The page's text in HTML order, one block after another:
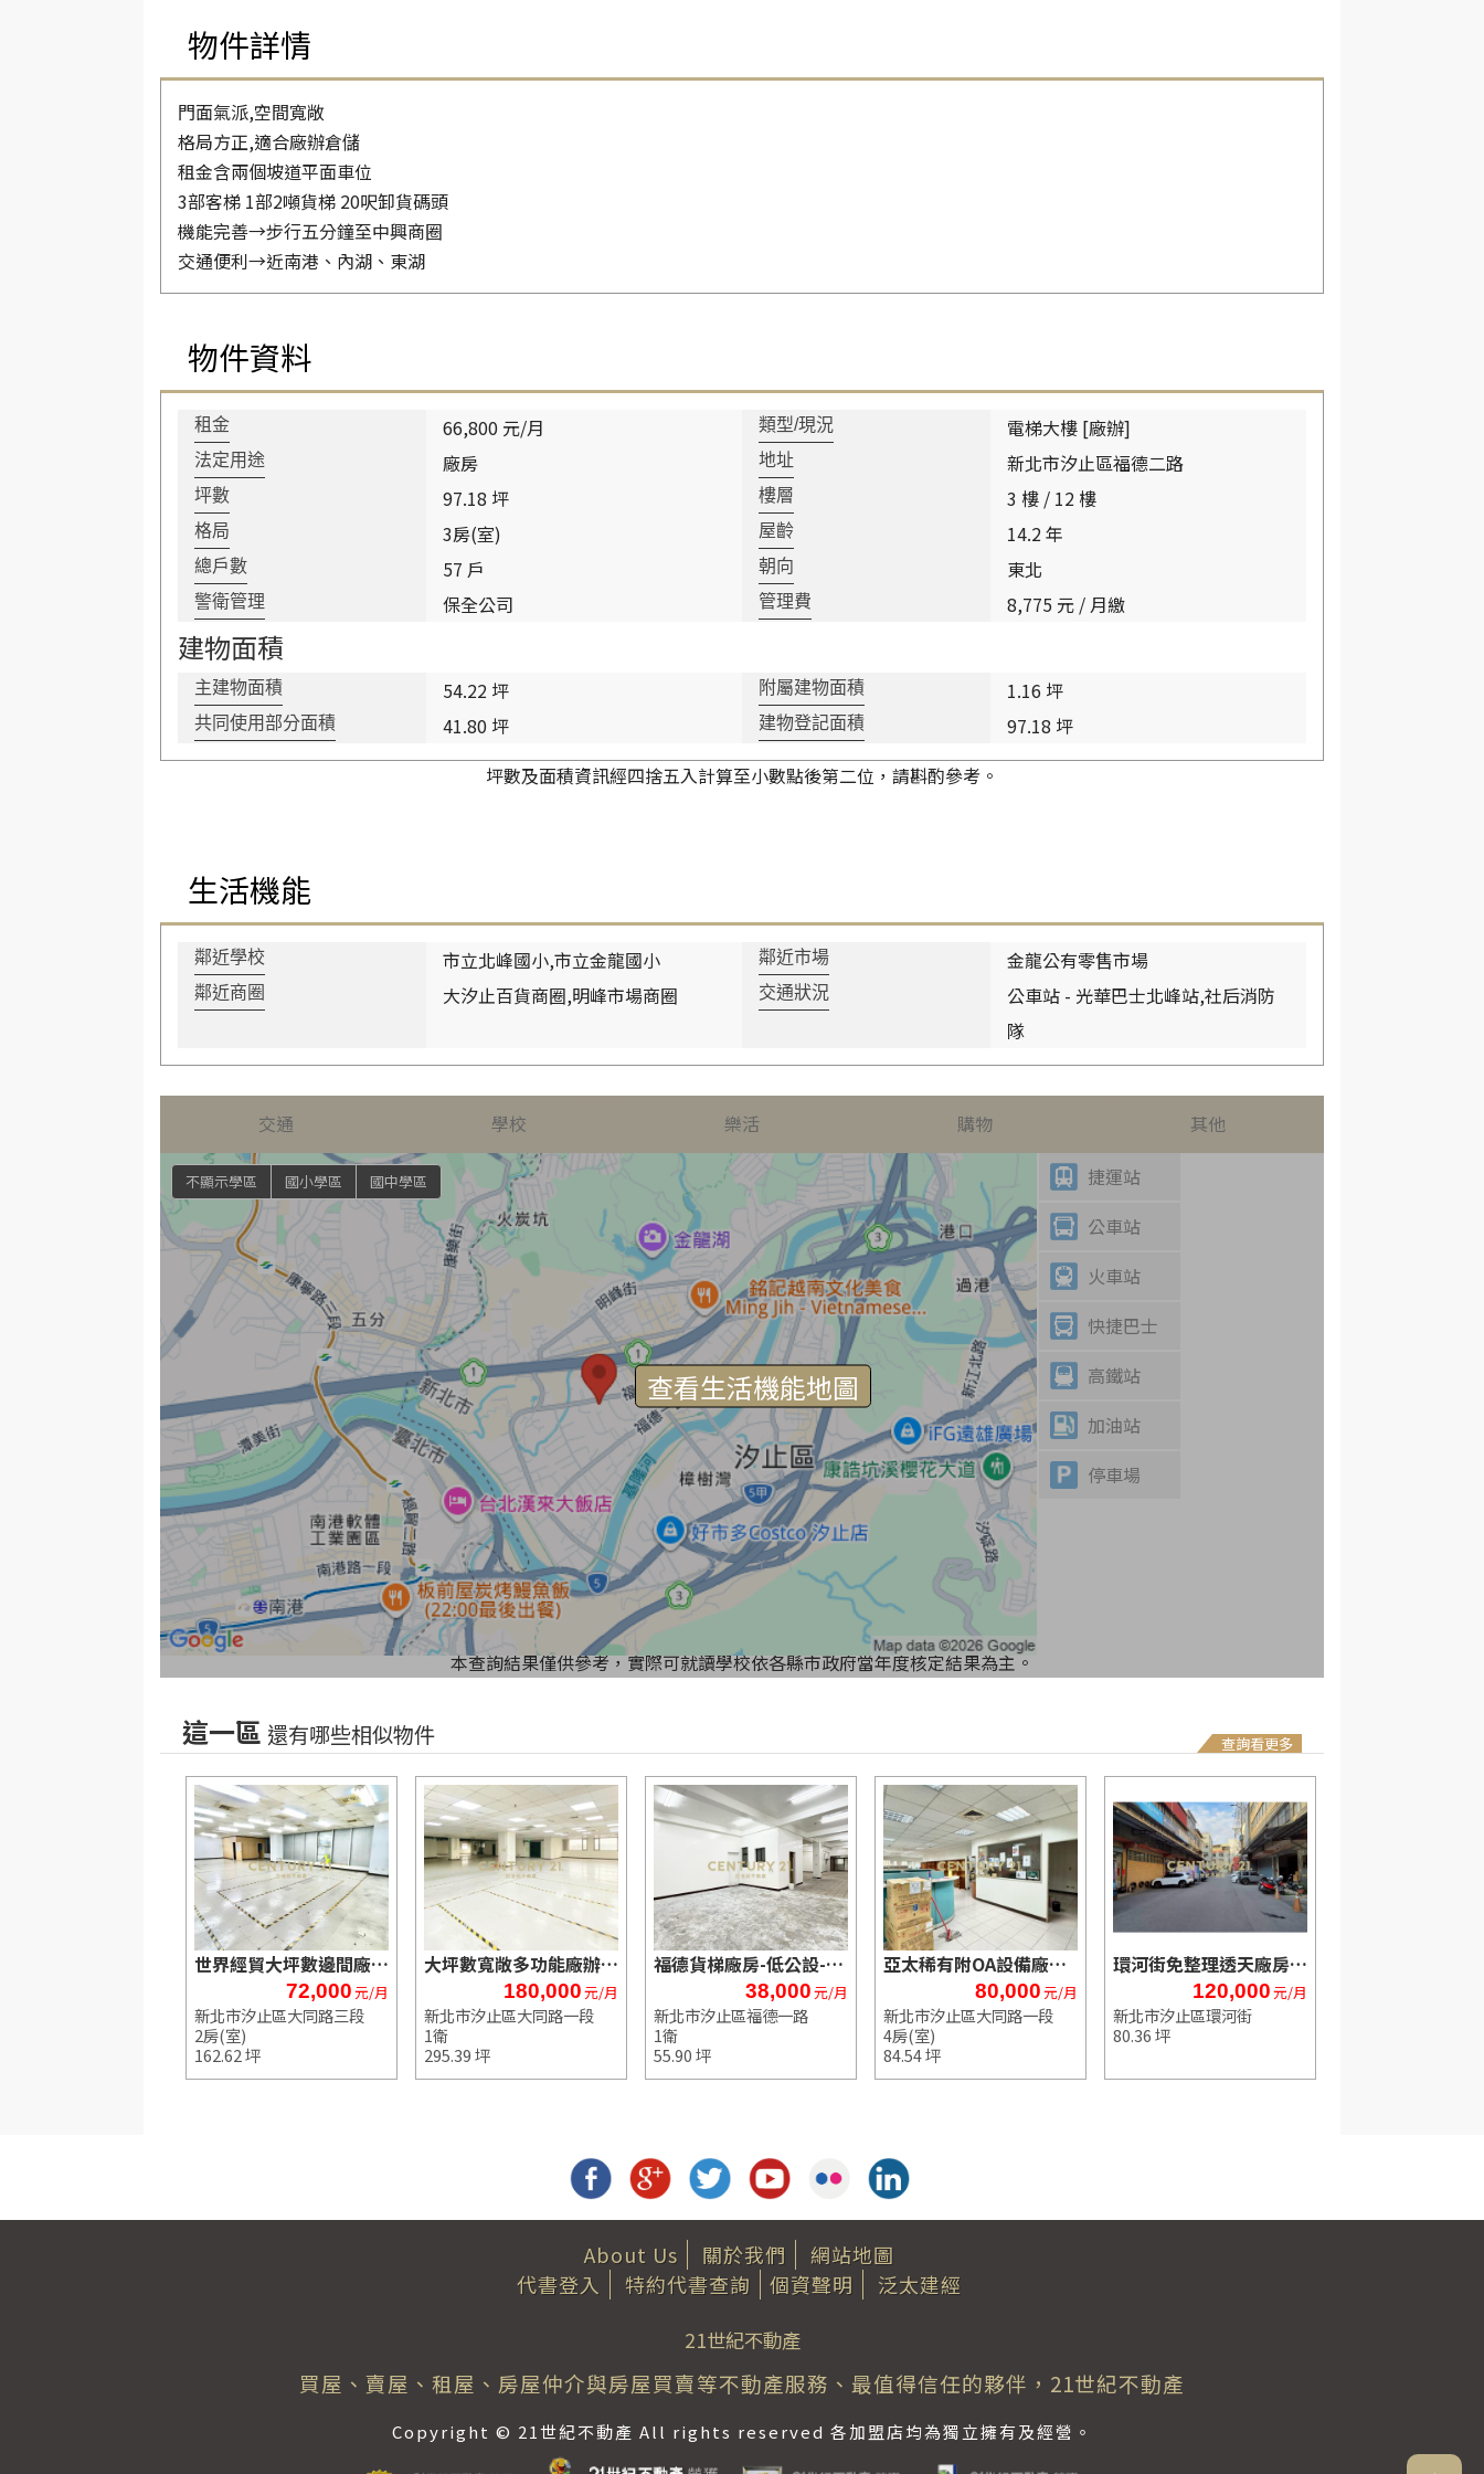
物件詳情
門面氣派,空間寬敞
格局方正,適合廠辦倉儲
租金含兩個坡道平面車位
3部客梯 1部2噸貨梯 20呎卸貨碼頭
機能完善→步行五分鐘至中興商圈
交通便利→近南港、內湖、東湖
物件資料
租金 66,800 元/月 類型/現況 電梯大樓 [廠辦]
法定用途 廠房 地址 新北市汐止區福德二路
坪數 97.18 坪 樓層 3 樓 / 12 樓
格局 3房(室) 屋齡 14.2 年
總戶數 57 戶 朝向 東北
警衛管理 保全公司 管理費 8,775 元 / 月繳
建物面積
主建物面積 54.22 坪 附屬建物面積 1.16 坪
共同使用部分面積 41.80 坪 建物登記面積
97.18 坪
坪數及面積資訊經四捨五入計算至小數點後第二位，請斟酌參考。
生活機能
鄰近學校 市立北峰國小,市立金龍國小 鄰近市場 金龍公有零售市場
鄰近商圈 大汐止百貨商圈,明峰市場商圈 交通狀況
公車站 - 光華巴士北峰站,社后消防
隊
查看生活機能地圖
交通 學校 樂活 購物 其他
不顯示學區 國小學區 國中學區
捷運站
公車站
火車站
快捷巴士
高鐵站
加油站
停車場
本查詢結果僅供參考，實際可就讀學校依各縣市政府當年度核定結果為主。
查詢看更多
這一區 還有哪些相似物件
世界經貿大坪數邊間廠房-21商仲
72,000元/月
新北市汐止區大同路三段
2房(室)
162.62 坪
大坪數寬敞多功能廠辦附4車位-21商仲
180,000元/月
新北市汐止區大同路一段
1衛
295.39 坪
福德貨梯廠房-低公設-可廠登-21商仲
38,000元/月
新北市汐止區福德一路
1衛
55.90 坪
亞太稀有附OA設備廠辦-21商仲
80,000元/月
新北市汐止區大同路一段
4房(室)
84.54 坪
環河街免整理透天廠房-21商仲
120,000元/月
新北市汐止區環河街
80.36 坪
About Us 關於我們
網站地圖
代書登入
特約代書查詢 個資聲明 泛太建經
21世紀不動產
買屋、賣屋、租屋、房屋仲介與房屋買賣等不動產服務、最值得信任的夥伴，21世紀不動產
Copyright © 21世紀不動產 All rights reserved 各加盟店均為獨立擁有及經營。